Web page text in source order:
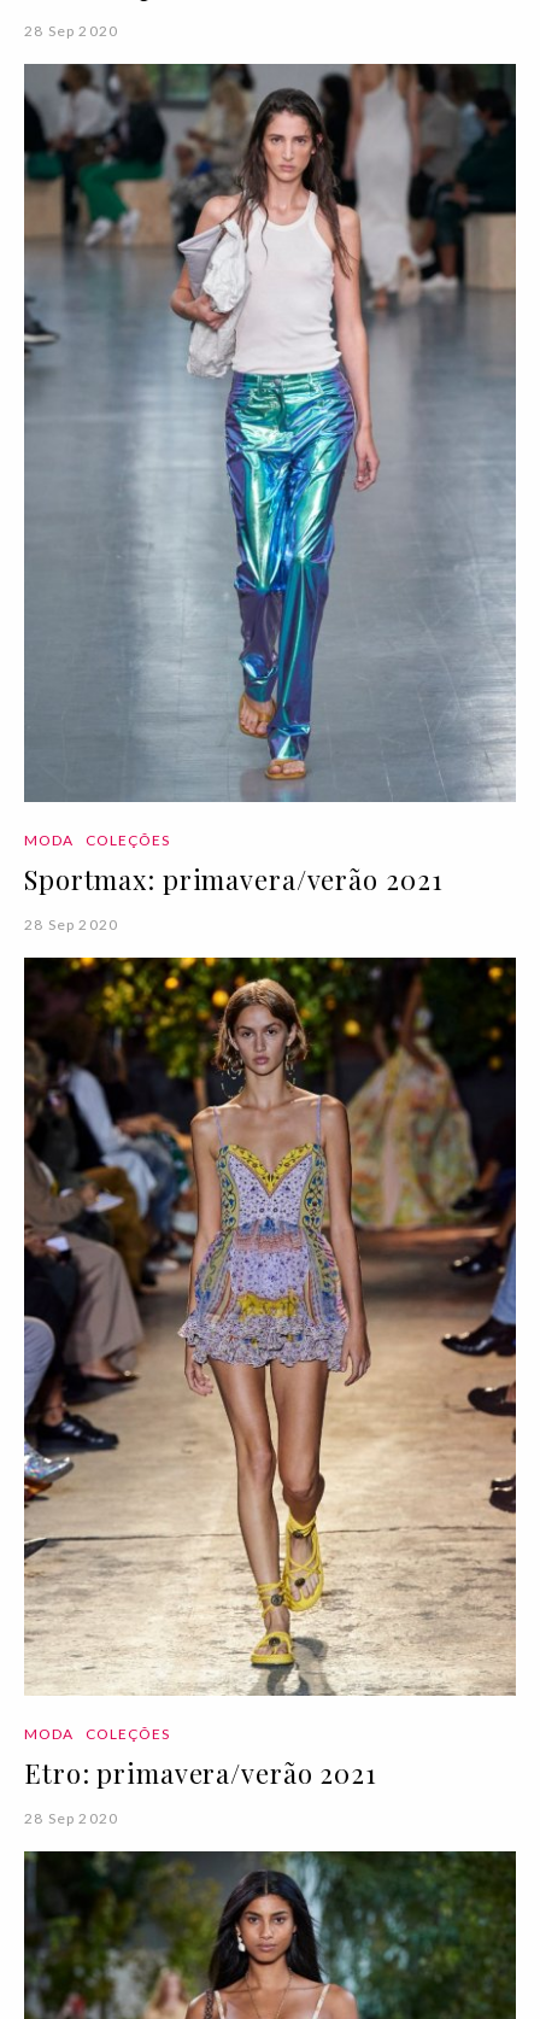
28 Sep 2020
MODA COLEÇÕES
Sportmax: primavera/verão 2021
28 Sep 2020
MODA COLEÇÕES
Etro: primavera/verão 2021
28 Sep 2020